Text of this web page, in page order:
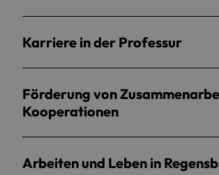
Karriere in der Professur
Förderung von
Kooperationen
Arbeiten und Leben in